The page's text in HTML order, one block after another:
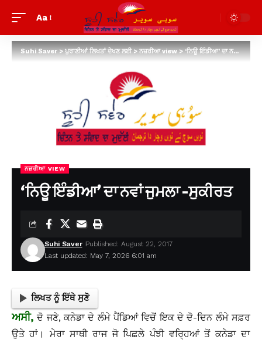
Aa
Suhi Saver>ਪੁਰਾਣੀਆਂ ਲਿਖਤਾਂ ਦੇਖਣ ਲਈ>ਨਜ਼ਰੀਆ view>‘ਨਿਊ ਇੰਡੀਆ’ ਦਾ ਨਵਾਂ ਜੁਮਲਾ -ਸੁਕੀਰਤ
ਨਜ਼ਰੀਆ VIEW
‘ਨਿਊ ਇੰਡੀਆ’ ਦਾ ਨਵਾਂ ਜੁਮਲਾ -ਸੁਕੀਰਤ
Last updated: May 7, 2026 6:01 am
Suhi Saver Published: August 22, 2017
ਲਿਖਤ ਨੂੰ ਇੱਥੇ ਸੁਣੋ
ਅਸੀ, ਦੋ ਜਣੇ, ਕਨੇਡਾ ਦੇ ਲੰਮੇ ਪੈਂਡਿਆਂ ਵਿਚੋਂ ਇਕ ਦੇ ਦੋ-ਦਿਨ ਲੰਮੇ ਸਫ਼ਰ
ਉਤੇ ਹਾਂ। ਮੇਰਾ ਸਾਥੀ ਰਾਜ ਜੋ ਪਿਛਲੇ ਪੰਝੀ ਵਰ੍ਹਿਆਂ ਤੋਂ ਕਨੇਡਾ ਦਾ